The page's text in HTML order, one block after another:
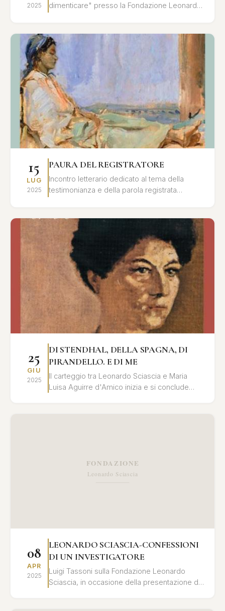
2025
dimenticare" presso la Fondazione Leonardo
15
LUG
2025
PAURA DEL REGISTRATORE
Incontro letterario dedicato al tema della
testimonianza e della parola registrata
25
GIU
2025
DI STENDHAL, DELLA SPAGNA, DI
PIRANDELLO. E DI ME
Il carteggio tra Leonardo Sciascia e Maria
Luisa Aguirre d'Amico inizia e si conclude
08
APR
2025
LEONARDO SCIASCIA-CONFESSIONI
DI UN INVESTIGATORE
Luigi Tassoni sulla Fondazione Leonardo
Sciascia, in occasione della presentazione del